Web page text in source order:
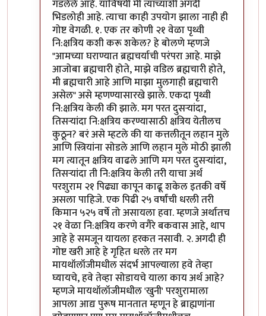
गंडलेले आहे. याविषयी मी त्यांच्याशी अगदी
भिडलोही आहे. त्याचा काही उपयोग झाला नाही ही
गोष्ट वेगळी. १. एक तर कोणी २१ वेळा पृथ्वी
नि:क्षत्रिय कशी करू शकेल? हे बोलणे म्हणजे
"आमच्या घराण्यात ब्रह्मचर्याची परंपरा आहे. माझे
आजोबा ब्रह्मचारी होते, माझे वडिल ब्रह्मचारी होते,
मी ब्रह्मचारी आहे आणि माझा मुलगाही ब्रह्मचारी
असेल" असे म्हणण्यासारखे झाले. एकदा पृथ्वी
नि:क्षत्रिय केली की झाले. मग परत दुसर्‍यांदा,
तिसर्‍यांदा नि:क्षत्रिय करण्यासाठी क्षत्रिय येतीलच
कुठून? बरं असे म्हटले की या कत्तलीतून लहान मुले
आणि स्त्रियांना सोडले आणि लहान मुले मोठी झाली
मग त्यातून क्षत्रिय वाढले आणि मग परत दुसर्‍यांदा,
तिसर्‍यांदा ती नि:क्षत्रिय केली तरी याचा अर्थ
परशुराम २१ पिढ्या कापून काढू शकेल इतकी वर्षे
असला पाहिजे. एक पिढी २५ वर्षांची धरली तरी
किमान ५२५ वर्षे तो असायला हवा. म्हणजे अर्थातच
२१ वेळा नि:क्षत्रिय करणे वगैरे बकवास आहे, थाप
आहे हे समजून यायला हरकत नसावी. २. अगदी ही
गोष्ट खरी आहे हे गृहित धरले तर मग
मायथॉलॉजीमधील संदर्भ आपल्याला हवे तेव्हा
घ्यायचे, हवे तेव्हा सोडायचे याला काय अर्थ आहे?
म्हणजे मायथॉलॉजीमधील 'खुनी' परशुरामाला
आपला आद्य पुरूष मानतात म्हणून हे ब्राह्मणांना